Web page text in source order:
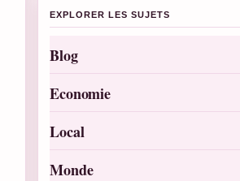
EXPLORER LES SUJETS
Blog
Economie
Local
Monde